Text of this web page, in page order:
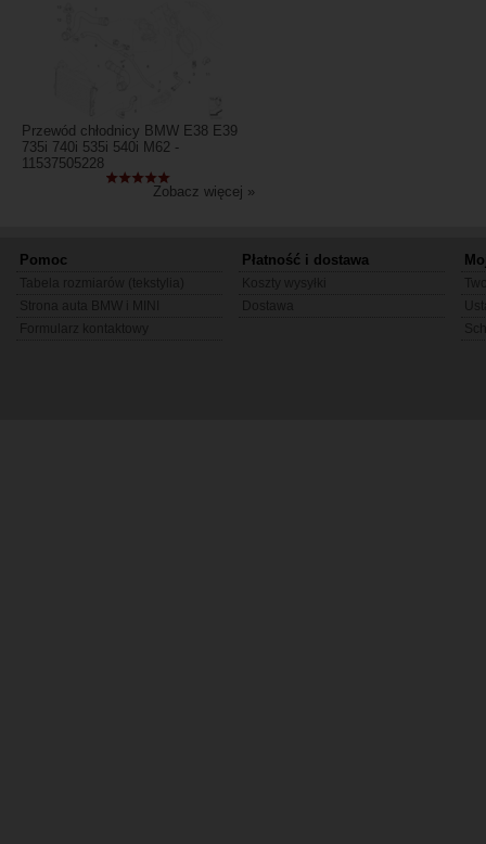
Przewód chłodnicy BMW E38 E39
735i 740i 535i 540i M62 -
11537505228
Zobacz więcej »
Pomoc Płatność i dostawa